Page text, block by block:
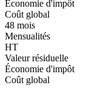
Économie d'impôt
Coût global
48 mois
Mensualités
HT
Valeur résiduelle
Économie d'impôt
Coût global